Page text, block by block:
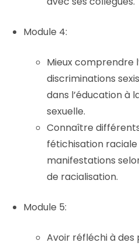
Module 4:
Mieux comprendre
discriminations
dans l’éducation à
sexuelle.
Connaître
fétichisation
manifestations
de racialisation.
Module 5:
Avoir réfléchi à des